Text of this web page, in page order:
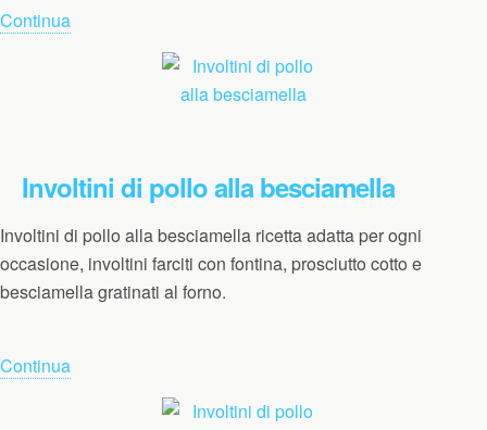
Continua
Involtini di pollo alla besciamella
Involtini di pollo alla besciamella ricetta adatta per ogni
occasione, involtini farciti con fontina, prosciutto cotto e
besciamella gratinati al forno.
Continua